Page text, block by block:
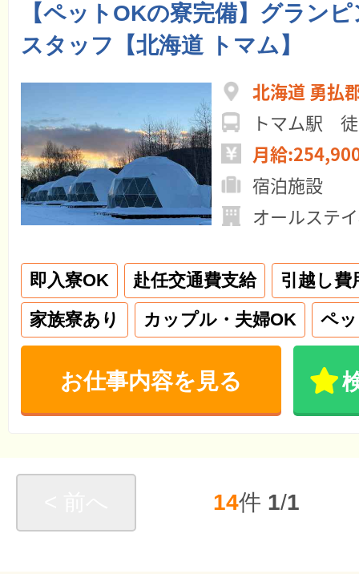
【ペットOKの寮完備】グラン
スタッフ【北海道 トマム】
北海道 勇払
トマム駅
月給
宿泊施設
オールステ
即入寮OK 赴任交通費支給
引越し費
家族寮あり
カップル・夫婦OK ペ
お仕事内容を見る
14件 1/1